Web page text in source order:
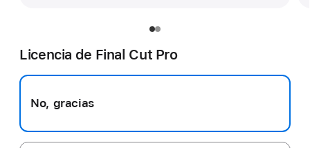
Licencia de Final Cut Pro
No, gracias